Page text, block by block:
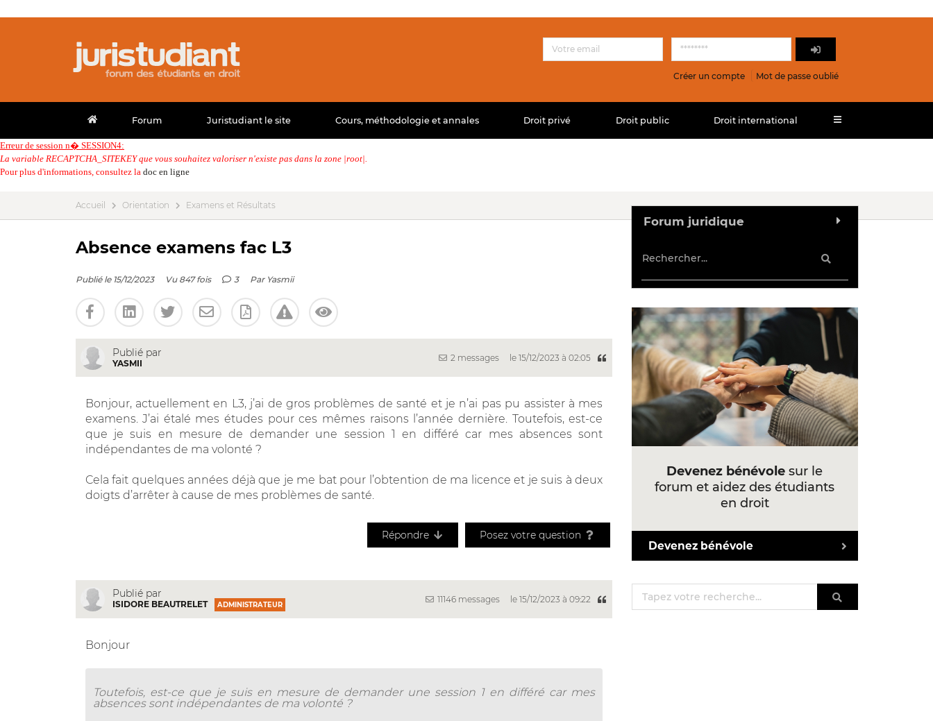
Créer un compte Mot de passe oublié
Forum Juristudiant le site Cours, méthodologie et annales Droit privé Droit public Droit international
Erreur de session n� SESSION4:
La variable RECAPTCHA_SITEKEY que vous souhaitez valoriser n'existe pas dans la zone |root|.
Pour plus d'informations, consultez la doc en ligne
Accueil Orientation Examens et Résultats
Absence examens fac L3
Publié le 15/12/2023 Vu 847 fois 3 Par Yasmii
Publié par
YASMII
2 messages le 15/12/2023 à 02:05
Bonjour, actuellement en L3, j’ai de gros problèmes de santé et je n’ai pas pu assister à mes
examens. J’ai étalé mes études pour ces mêmes raisons l’année dernière. Toutefois, est-ce
que je suis en mesure de demander une session 1 en différé car mes absences sont
indépendantes de ma volonté ?
Cela fait quelques années déjà que je me bat pour l’obtention de ma licence et je suis à deux
doigts d’arrêter à cause de mes problèmes de santé.
Répondre Posez votre question
Publié par
ISIDORE BEAUTRELET ADMINISTRATEUR
11146 messages le 15/12/2023 à 09:22
Bonjour
Toutefois, est-ce que je suis en mesure de demander une session 1 en différé car mes
absences sont indépendantes de ma volonté ?
Forum juridique
Devenez bénévole sur le
forum et aidez des étudiants
en droit
Devenez bénévole